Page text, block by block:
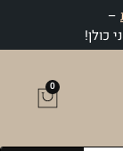
–
כולן!
0
עגלת